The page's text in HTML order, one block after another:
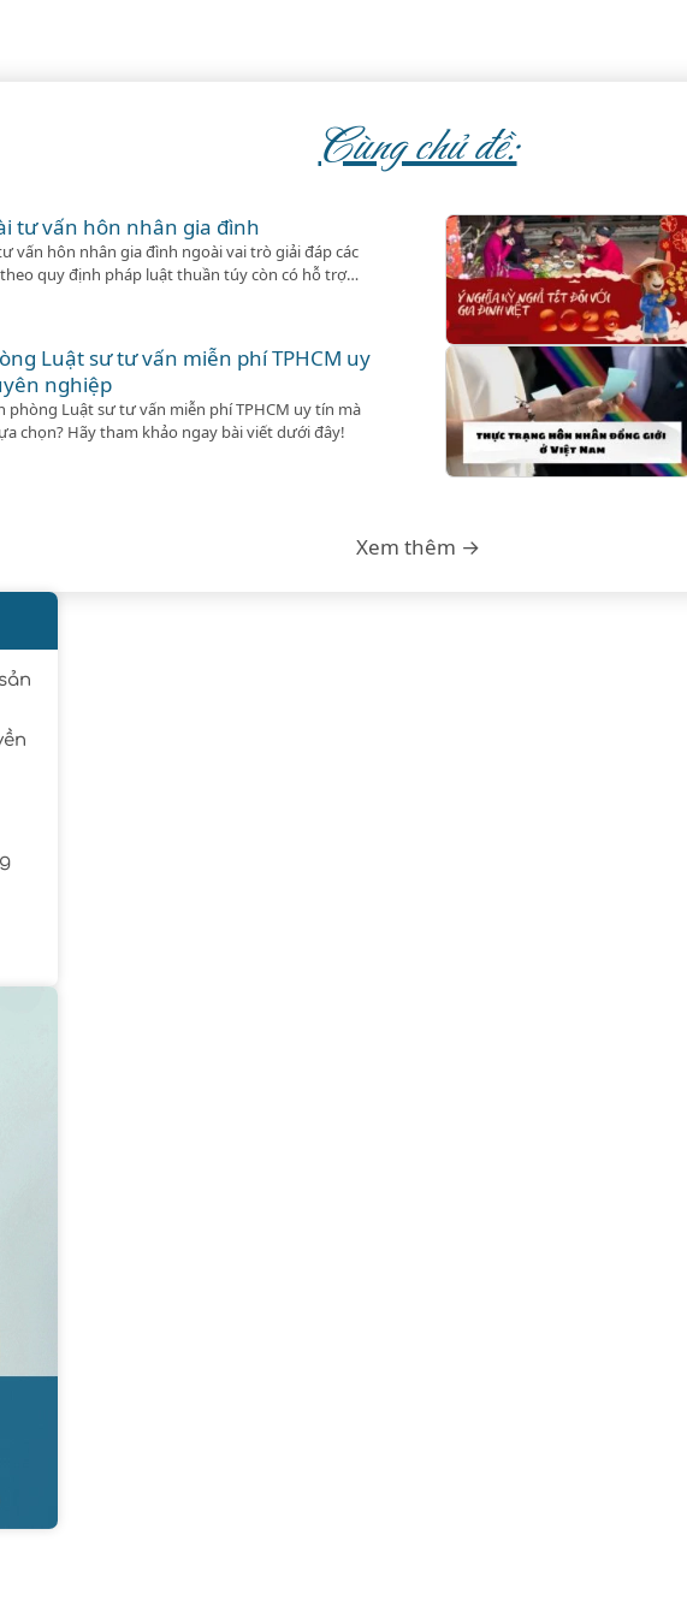
Cùng chủ đề:
tư vấn hôn nhân gia đình
vấn hôn nhân gia đình ngoài vai trò giải đáp các
quy định pháp luật thuần túy còn có hỗ trợ
Luật sư tư vấn miễn phí TPHCM uy
nghiệp
phòng Luật sư tư vấn miễn phí TPHCM uy tín mà
chọn? Hãy tham khảo ngay bài viết dưới đây!
Xem thêm →